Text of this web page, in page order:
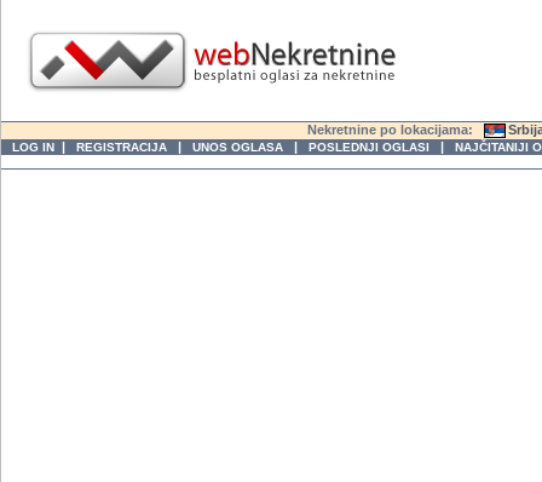
Nekretnine po lokacijama:
LOG IN | REGISTRACIJA | UNOS OGLASA | POSLEDNJI OGLASI | NAJČITANIJI